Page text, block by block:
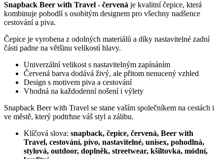
Snapback Beer with Travel - červená je kvalitní čepice, která
kombinuje pohodlí s osobitým designem pro všechny nadšence
cestování a piva.
Čepice je vyrobena z odolných materiálů a díky nastavitelné zadní
části padne na většinu velikostí hlavy.
Univerzální velikost s nastavitelným zapínáním
Červená barva dodává živý, ale přitom nenucený vzhled
Design s motivem piva a cestování
Vhodná na každodenní nošení i výlety
Snapback Beer with Travel se stane vaším společníkem na cestách i
ve městě, který podtrhne váš styl a zálibu.
Klíčová slova: snapback, čepice, červená, Beer with
Travel, cestování, pivo, nastavitelné, unisex, pohodlná,
stylová, outdoor, doplněk, streetwear, kšiltovka, módní,